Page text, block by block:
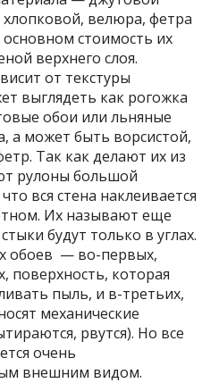
хлопковой, велюра, фетра
стоимость их
верхнего слоя.
от текстуры
выглядеть как рогожка
обои или льняные
а может быть ворсистой,
Так как делают их из
рулоны большой
вся стена наклеивается
Их называют еще
будут только в углах.
обоев — во-первых,
поверхность, которая
пыль, и в-третьих,
механические
рвутся). Но все
очень
внешним видом.